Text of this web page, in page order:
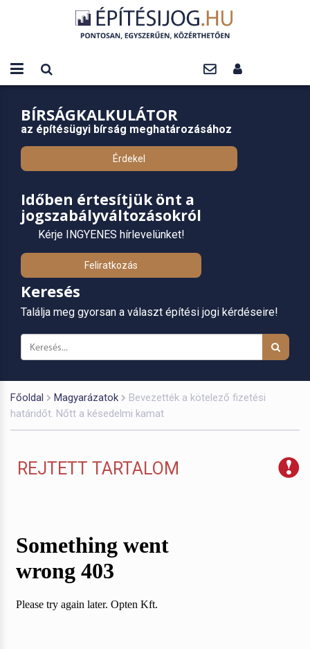
BÍRSÁGKALKULÁTOR
az építésügyi bírság meghatározásához
Érdekel
Időben értesítjük önt a
jogszabályváltozásokról
Kérje INGYENES hírlevelünket!
Feliratkozás
Keresés
Találja meg gyorsan a választ építési jogi kérdéseire!
Főoldal Magyarázatok
Bevezették a kötelező fizetési
határidőt. Nőtt a késedelmi kamat
REJTETT TARTALOM